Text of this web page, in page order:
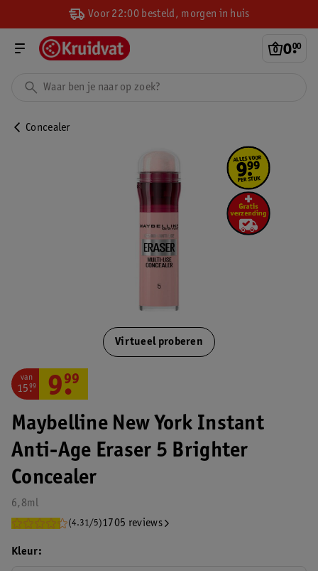
Voor 22:00 besteld, morgen in huis
0.
00
Concealer
Virtueel proberen
Maybelline New York Instant
Anti-Age Eraser 5 Brighter
Concealer
6,8ml
(4.31/5)1705 reviews
van
15.
99 9.
99
Kleur